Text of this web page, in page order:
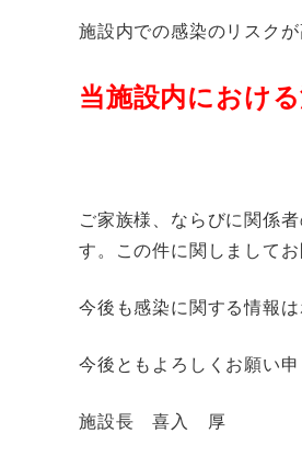
施設内での感染のリスク
当施設内におけ
ご家族様、ならびに関係
す。この件に関しまして
今後も感染に関する情報
今後ともよろしくお願い申
施設長 喜入 厚